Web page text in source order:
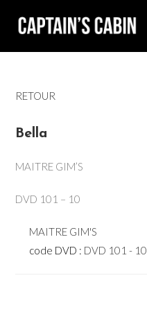
RETOUR
Bella
MAITRE GIM’S
DVD 101 – 10
MAITRE GIM'S
code DVD : DVD 101 - 10